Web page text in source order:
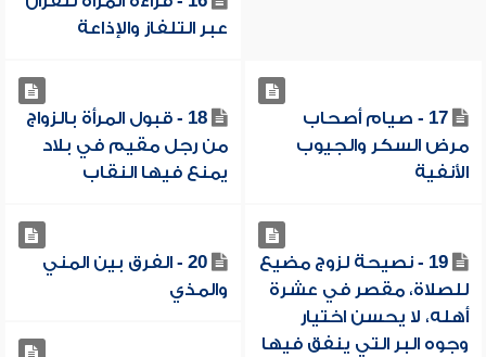
عبر التلفاز والإذاعة
17 - صيام أصحاب
مرض السكر والجيوب
الأنفية
18 - قبول المرأة بالزواج
من رجل مقيم في بلاد
يمنع فيها النقاب
19 - نصيحة لزوج مضيع
للصلاة، مقصر في عشرة
أهله، لا يحسن اختيار
وجوه البر التي ينفق فيها
20 - الفرق بين المني
والمذي